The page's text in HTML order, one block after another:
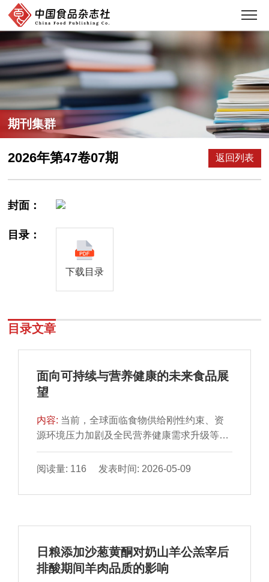
期刊集群
2026年第47卷07期 返回列表
封面：
目录：
下载目录
目录文章
面向可持续与营养健康的未来食品展
望
内容: 当前，全球面临食物供给刚性约束、资
源环境压力加剧及全民营养健康需求升级等多
重挑战，迫切需要构建可持续与健康导向的现
代化食物体系。本文围绕“新型食物资源开发、
梳理未来食品领域的创新趋势：替代蛋白质、
给与营养强化开辟多元化新路径；合成生物
生产向资源高效利用与功能可控方向演进；精
准营养理念的深化则促进未来食品设计从标准
阅读量: 116 发表时间: 2026-05-09
日粮添加沙葱黄酮对奶山羊公羔宰后
排酸期间羊肉品质的影响